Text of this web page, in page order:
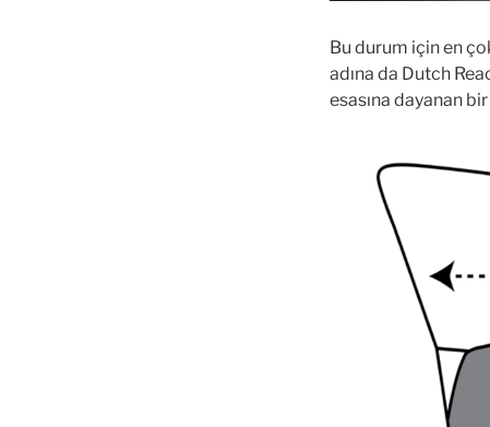
Bu durum için en
adına da Dutch
esasına dayanan